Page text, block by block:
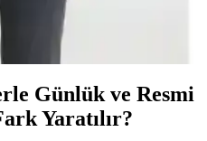
Classics ve DeFacto sweatshirt
memnuniyeti açısından
Günlük ve Resmi
Yaratılır?